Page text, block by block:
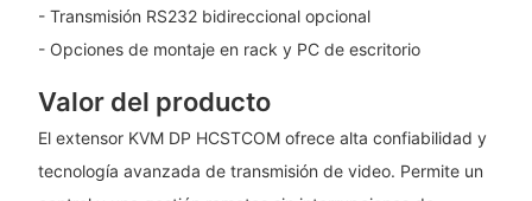
- Transmisión RS232 bidireccional opcional
- Opciones de montaje en rack y PC de escritorio
Valor del producto
El extensor KVM DP HCSTCOM ofrece alta confiabilidad y
tecnología avanzada de transmisión de video. Permite un